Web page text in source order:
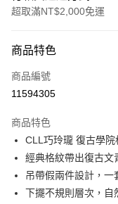
超取滿NT$2,000免運
信用卡一次付款
信用卡分期付款
合作金庫商業銀行
華南商業銀行
上海商業儲蓄銀行
國泰世華商業銀行
臺灣中小企業銀行
超商取貨付款
LINE Pay
Apple Pay
商品特色
商品編號
11594305
商品特色
CLL巧玲瓏 復古學
經典格紋帶出復古文
吊帶假兩件設計，一
下擺不規則層次，自